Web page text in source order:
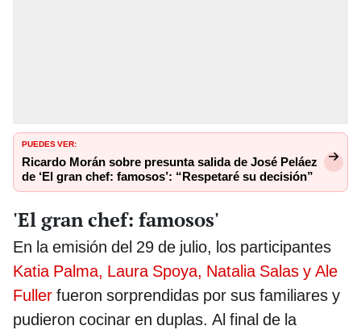
PUEDES VER:
Ricardo Morán sobre presunta salida de José Peláez
de ‘El gran chef: famosos’: “Respetaré su decisión”
'El gran chef: famosos'
En la emisión del 29 de julio, los participantes
Katia Palma, Laura Spoya, Natalia Salas y Ale
Fuller fueron sorprendidas por sus familiares y
pudieron cocinar en duplas. Al final de la